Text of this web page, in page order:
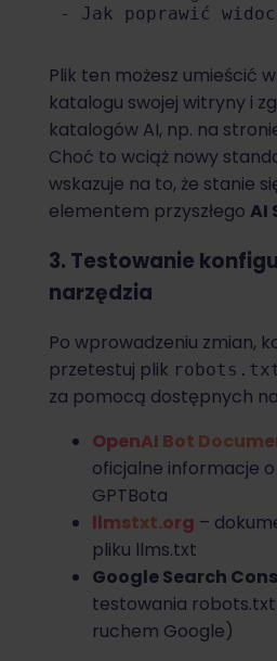
- Jak poprawić
Plik ten możesz umieścić
katalogu swojej witryny i
katalogów AI, np. na
Choć to wciąż nowy
wskazuje na to, że stanie
elementem przyszłego AI
3. Testowanie
narzędzia
Po wprowadzeniu zmian,
przetestuj plik
za pomocą dostępnych
OpenAI Bot
oficjalne informacje
GPTBota
llmstxt.org –
pliku llms.txt
Google Search
testowania
ruchem Google)